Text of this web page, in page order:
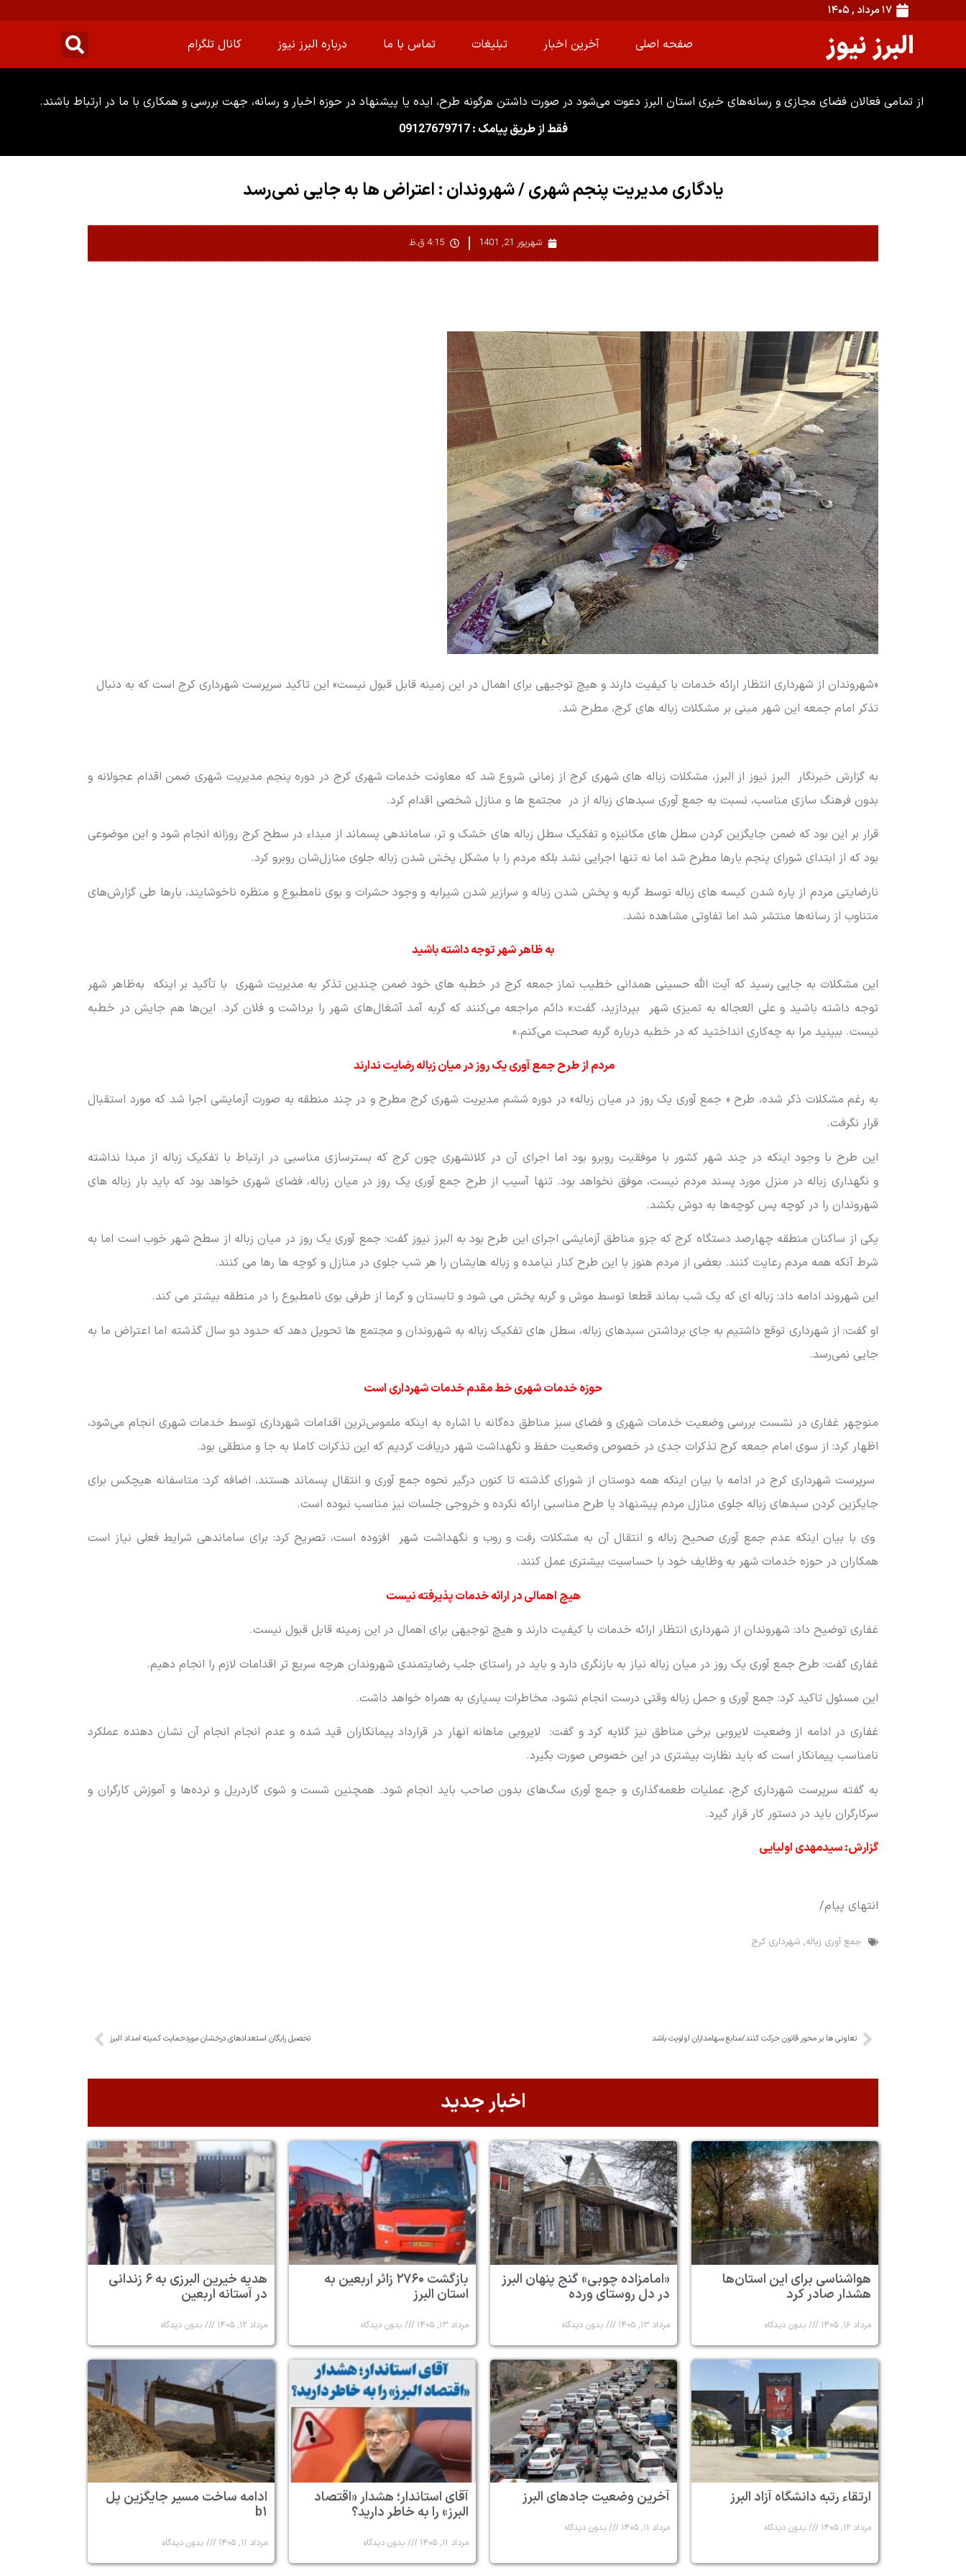
۱۷ مرداد , ۱۴۰۵
البرز نیوز صفحه اصلی آخرین اخبار تبلیغات تماس با ما درباره البرز نیوز کانال تلگرام
از تمامی فعالان فضای مجازی و رسانه‌های خبری استان البرز دعوت می‌شود در صورت داشتن هرگونه طرح، ایده یا پیشنهاد در حوزه اخبار و رسانه، جهت بررسی و همکاری با ما در ارتباط باشند.
فقط از طریق پیامک : 09127679717
یادگاری مدیریت پنجم شهری / شهروندان : اعتراض ها به جایی نمی‌رسد
شهریور 21, 1401 4:15 ق.ظ
«شهروندان از شهرداری انتظار ارائه خدمات با کیفیت دارند و هیچ توجیهی برای اهمال در این زمینه قابل قبول نیست» این تاکید سرپرست شهرداری کرج است که به دنبال
تذکر امام جمعه این شهر مبنی بر مشکلات زباله های کرج، مطرح شد.
به گزارش خبرنگار البرز نیوز از البرز، مشکلات زباله های شهری کرج از زمانی شروع شد که معاونت خدمات شهری کرج در دوره پنجم مدیریت شهری ضمن اقدام عجولانه و
بدون فرهنگ سازی مناسب، نسبت به جمع آوری سبدهای زباله از در مجتمع ها و منازل شخصی اقدام کرد.
قرار بر این بود که ضمن جایگزین کردن سطل های مکانیزه و تفکیک سطل زباله های خشک و تر، ساماندهی پسماند از مبداء در سطح کرج روزانه انجام شود و این موضوعی
بود که از ابتدای شورای پنجم بارها مطرح شد اما نه تنها اجرایی نشد بلکه مردم را با مشکل پخش شدن زباله جلوی منازل‌شان روبرو کرد.
نارضایتی مردم از پاره شدن کیسه های زباله توسط گربه و پخش شدن زباله و سرازیر شدن شیرابه و وجود حشرات و بوی نامطبوع و منظره ناخوشایند، بارها طی گزارش‌های
متناوب از رسانه‌ها منتشر شد اما تفاوتی مشاهده نشد.
به ظاهر شهر توجه داشته باشید
این مشکلات به جایی رسید که آیت الله حسینی همدانی خطیب نماز جمعه کرج در خطبه های خود ضمن چندین تذکر به مدیریت شهری با تأکید بر اینکه به‌ظاهر شهر
توجه داشته باشید و علی العجاله به تمیزی شهر بپردازید، گفت:« دائم مراجعه می‌کنند که گربه آمد آشغال‌های شهر را برداشت و فلان کرد. این‌ها هم ‌جایش در خطبه
نیست. ببینید مرا به چه‌کاری انداختید که در خطبه درباره گربه صحبت می‌کنم.»
مردم از طرح جمع آوری یک روز در میان زباله رضایت ندارند
به رغم مشکلات ذکر شده، طرح « جمع آوری یک روز در میان زباله» در دوره ششم مدیریت شهری کرج مطرح و در چند منطقه به صورت آزمایشی اجرا شد که مورد استقبال
قرار نگرفت.
این طرح با وجود اینکه در چند شهر کشور با موفقیت روبرو بود اما اجرای آن در کلانشهری چون کرج که بسترسازی مناسبی در ارتباط با تفکیک زباله از مبدا نداشته
و نگهداری زباله در منزل مورد پسند مردم نیست، موفق نخواهد بود. تنها آسیب از طرح جمع آوری یک روز در میان زباله، فضای شهری خواهد بود که باید بار زباله های
شهروندان را در کوچه پس کوچه‌ها به دوش بکشد.
یکی از ساکنان منطقه چهارصد دستگاه کرج که جزو مناطق آزمایشی اجرای این طرح بود به البرز نیوز گفت: جمع آوری یک روز در میان زباله از سطح شهر خوب است اما به
شرط آنکه همه مردم رعایت کنند. بعضی از مردم هنوز با این طرح کنار نیامده و زباله هایشان را هر شب جلوی در منازل و کوچه ها رها می کنند.
این شهروند ادامه داد: زباله ای که یک شب بماند قطعا توسط موش و گربه پخش می شود و تابستان و گرما از طرفی بوی نامطبوع را در منطقه بیشتر می کند.
او گفت: از شهرداری توقع داشتیم به جای برداشتن سبدهای زباله، سطل های تفکیک زباله به شهروندان و مجتمع ها تحویل دهد که حدود دو سال گذشته اما اعتراض ما به
جایی نمی‌رسد.
حوزه خدمات شهری خط مقدم خدمات شهرداری است
منوچهر غفاری در نشست بررسی وضعیت خدمات شهری و فضای سبز مناطق ده‌گانه با اشاره به اینکه ملموس‌ترین اقدامات شهرداری توسط خدمات شهری انجام می‌شود،
اظهار کرد: از سوی امام جمعه کرج تذکرات جدی‌ در خصوص وضعیت حفظ و نگهداشت شهر دریافت کردیم که این تذکرات کاملا به جا و منطقی بود.
سرپرست شهرداری کرج در ادامه با بیان اینکه همه دوستان از شورای گذشته تا کنون درگیر نحوه جمع آوری و انتقال پسماند هستند، اضافه کرد: متاسفانه هیچکس برای
جایگزین کردن سبدهای زباله جلوی منازل مردم پیشنهاد یا طرح مناسبی ارائه نکرده و خروجی جلسات نیز مناسب نبوده است.
وی با بیان اینکه عدم جمع آوری صحیح زباله و انتقال آن به مشکلات رفت و روب و نگهداشت شهر افزوده است، تصریح کرد: برای ساماندهی شرایط فعلی نیاز است
همکاران در حوزه خدمات شهر به وظایف خود با حساسیت بیشتری عمل کنند.
هیچ اهمالی در ارائه خدمات پذیرفته نیست
غفاری توضیح داد: شهروندان از شهرداری انتظار ارائه خدمات با کیفیت دارند و هیچ توجیهی برای اهمال در این زمینه قابل قبول نیست.
غفاری گفت: طرح جمع آوری یک روز در میان زباله نیاز به بازنگری دارد و باید در راستای جلب رضایتمندی شهروندان هرچه سریع تر اقدامات لازم را انجام دهیم.
این مسئول تاکید کرد: جمع آوری و حمل زباله وقتی درست انجام نشود، مخاطرات بسیاری به همراه خواهد داشت.
غفاری در ادامه از وضعیت لایروبی برخی مناطق نیز گلایه کرد و گفت: لایروبی ماهانه انهار در قرارداد پیمانکاران قید شده و عدم انجام انجام آن نشان دهنده عملکرد
نامناسب پیمانکار است که باید نظارت بیشتری در این خصوص صورت بگیرد.
به گفته سرپرست شهرداری کرج، عملیات طعمه‌گذاری و جمع آوری سگ‌های بدون صاحب باید انجام شود. همچنین شست و شوی گاردریل و نرده‌ها و آموزش کارگران و
سرکارگران باید در دستور کار قرار گیرد.
گزارش: سیدمهدی اولیایی
انتهای پیام/
جمع آوری زباله, شهرداری کرج
تعاونی ها بر محور قانون حرکت کنند/منابع سهامداران اولویت باشد تحصیل رایگان استعدادهای درخشان موردحمایت کمیته امداد البرز
اخبار جدید
هواشناسی برای این استان‌ها
هشدار صادر کرد
مرداد ۱۶, ۱۴۰۵ بدون دیدگاه
«امامزاده چوبی» گنج پنهان البرز
در دل روستای ورده
مرداد ۱۳, ۱۴۰۵ بدون دیدگاه
بازگشت ۲۷۶۰ زائر اربعین به
استان البرز
مرداد ۱۳, ۱۴۰۵ بدون دیدگاه
هدیه خیرین البرزی به ۶ زندانی
در آستانه اربعین
مرداد ۱۲, ۱۴۰۵ بدون دیدگاه
ارتقاء رتبه دانشگاه آزاد البرز
مرداد ۱۲, ۱۴۰۵ بدون دیدگاه
آخرین وضعیت جادهای البرز
مرداد ۱۱, ۱۴۰۵ بدون دیدگاه
آقای استاندار؛ هشدار «اقتصاد
البرز» را به خاطر دارید؟
مرداد ۱۱, ۱۴۰۵ بدون دیدگاه
ادامه ساخت مسیر جایگزین پل
b۱
مرداد ۱۱, ۱۴۰۵ بدون دیدگاه